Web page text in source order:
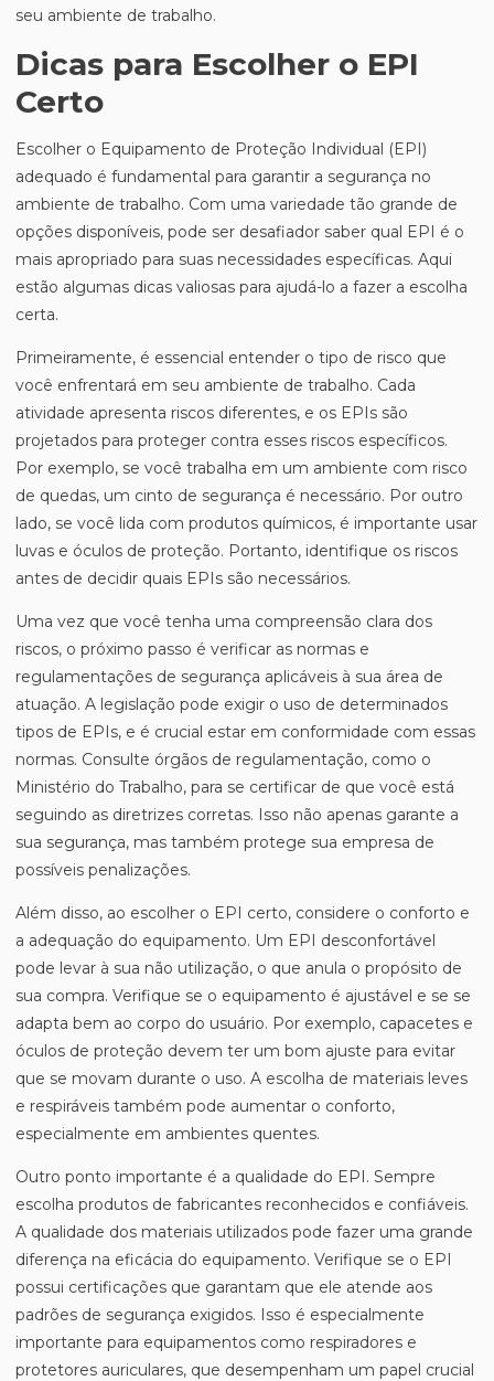
seu ambiente de trabalho.
Dicas para Escolher o EPI
Certo
Escolher o Equipamento de Proteção Individual (EPI)
adequado é fundamental para garantir a segurança no
ambiente de trabalho. Com uma variedade tão grande de
opções disponíveis, pode ser desafiador saber qual EPI é o
mais apropriado para suas necessidades específicas. Aqui
estão algumas dicas valiosas para ajudá-lo a fazer a escolha
certa.
Primeiramente, é essencial entender o tipo de risco que
você enfrentará em seu ambiente de trabalho. Cada
atividade apresenta riscos diferentes, e os EPIs são
projetados para proteger contra esses riscos específicos.
Por exemplo, se você trabalha em um ambiente com risco
de quedas, um cinto de segurança é necessário. Por outro
lado, se você lida com produtos químicos, é importante usar
luvas e óculos de proteção. Portanto, identifique os riscos
antes de decidir quais EPIs são necessários.
Uma vez que você tenha uma compreensão clara dos
riscos, o próximo passo é verificar as normas e
regulamentações de segurança aplicáveis à sua área de
atuação. A legislação pode exigir o uso de determinados
tipos de EPIs, e é crucial estar em conformidade com essas
normas. Consulte órgãos de regulamentação, como o
Ministério do Trabalho, para se certificar de que você está
seguindo as diretrizes corretas. Isso não apenas garante a
sua segurança, mas também protege sua empresa de
possíveis penalizações.
Além disso, ao escolher o EPI certo, considere o conforto e
a adequação do equipamento. Um EPI desconfortável
pode levar à sua não utilização, o que anula o propósito de
sua compra. Verifique se o equipamento é ajustável e se se
adapta bem ao corpo do usuário. Por exemplo, capacetes e
óculos de proteção devem ter um bom ajuste para evitar
que se movam durante o uso. A escolha de materiais leves
e respiráveis também pode aumentar o conforto,
especialmente em ambientes quentes.
Outro ponto importante é a qualidade do EPI. Sempre
escolha produtos de fabricantes reconhecidos e confiáveis.
A qualidade dos materiais utilizados pode fazer uma grande
diferença na eficácia do equipamento. Verifique se o EPI
possui certificações que garantam que ele atende aos
padrões de segurança exigidos. Isso é especialmente
importante para equipamentos como respiradores e
protetores auriculares, que desempenham um papel crucial